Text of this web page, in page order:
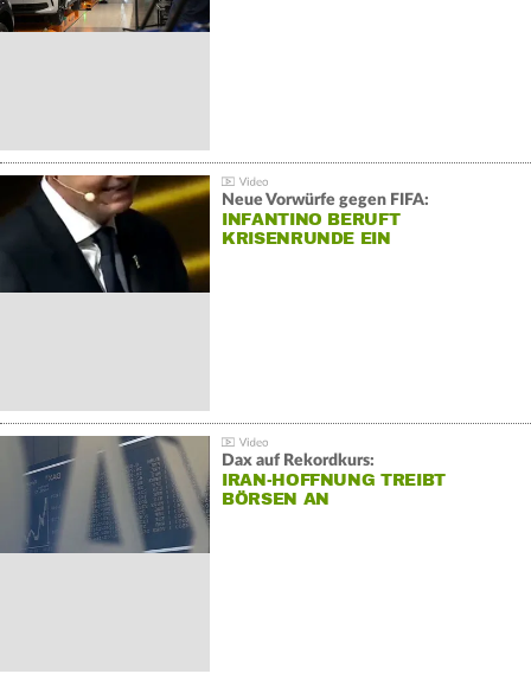
Neue Vorwürfe gegen FIFA:
INFANTINO BERUFT
KRISENRUNDE EIN
Dax auf Rekordkurs:
IRAN-HOFFNUNG TREIBT
BÖRSEN AN